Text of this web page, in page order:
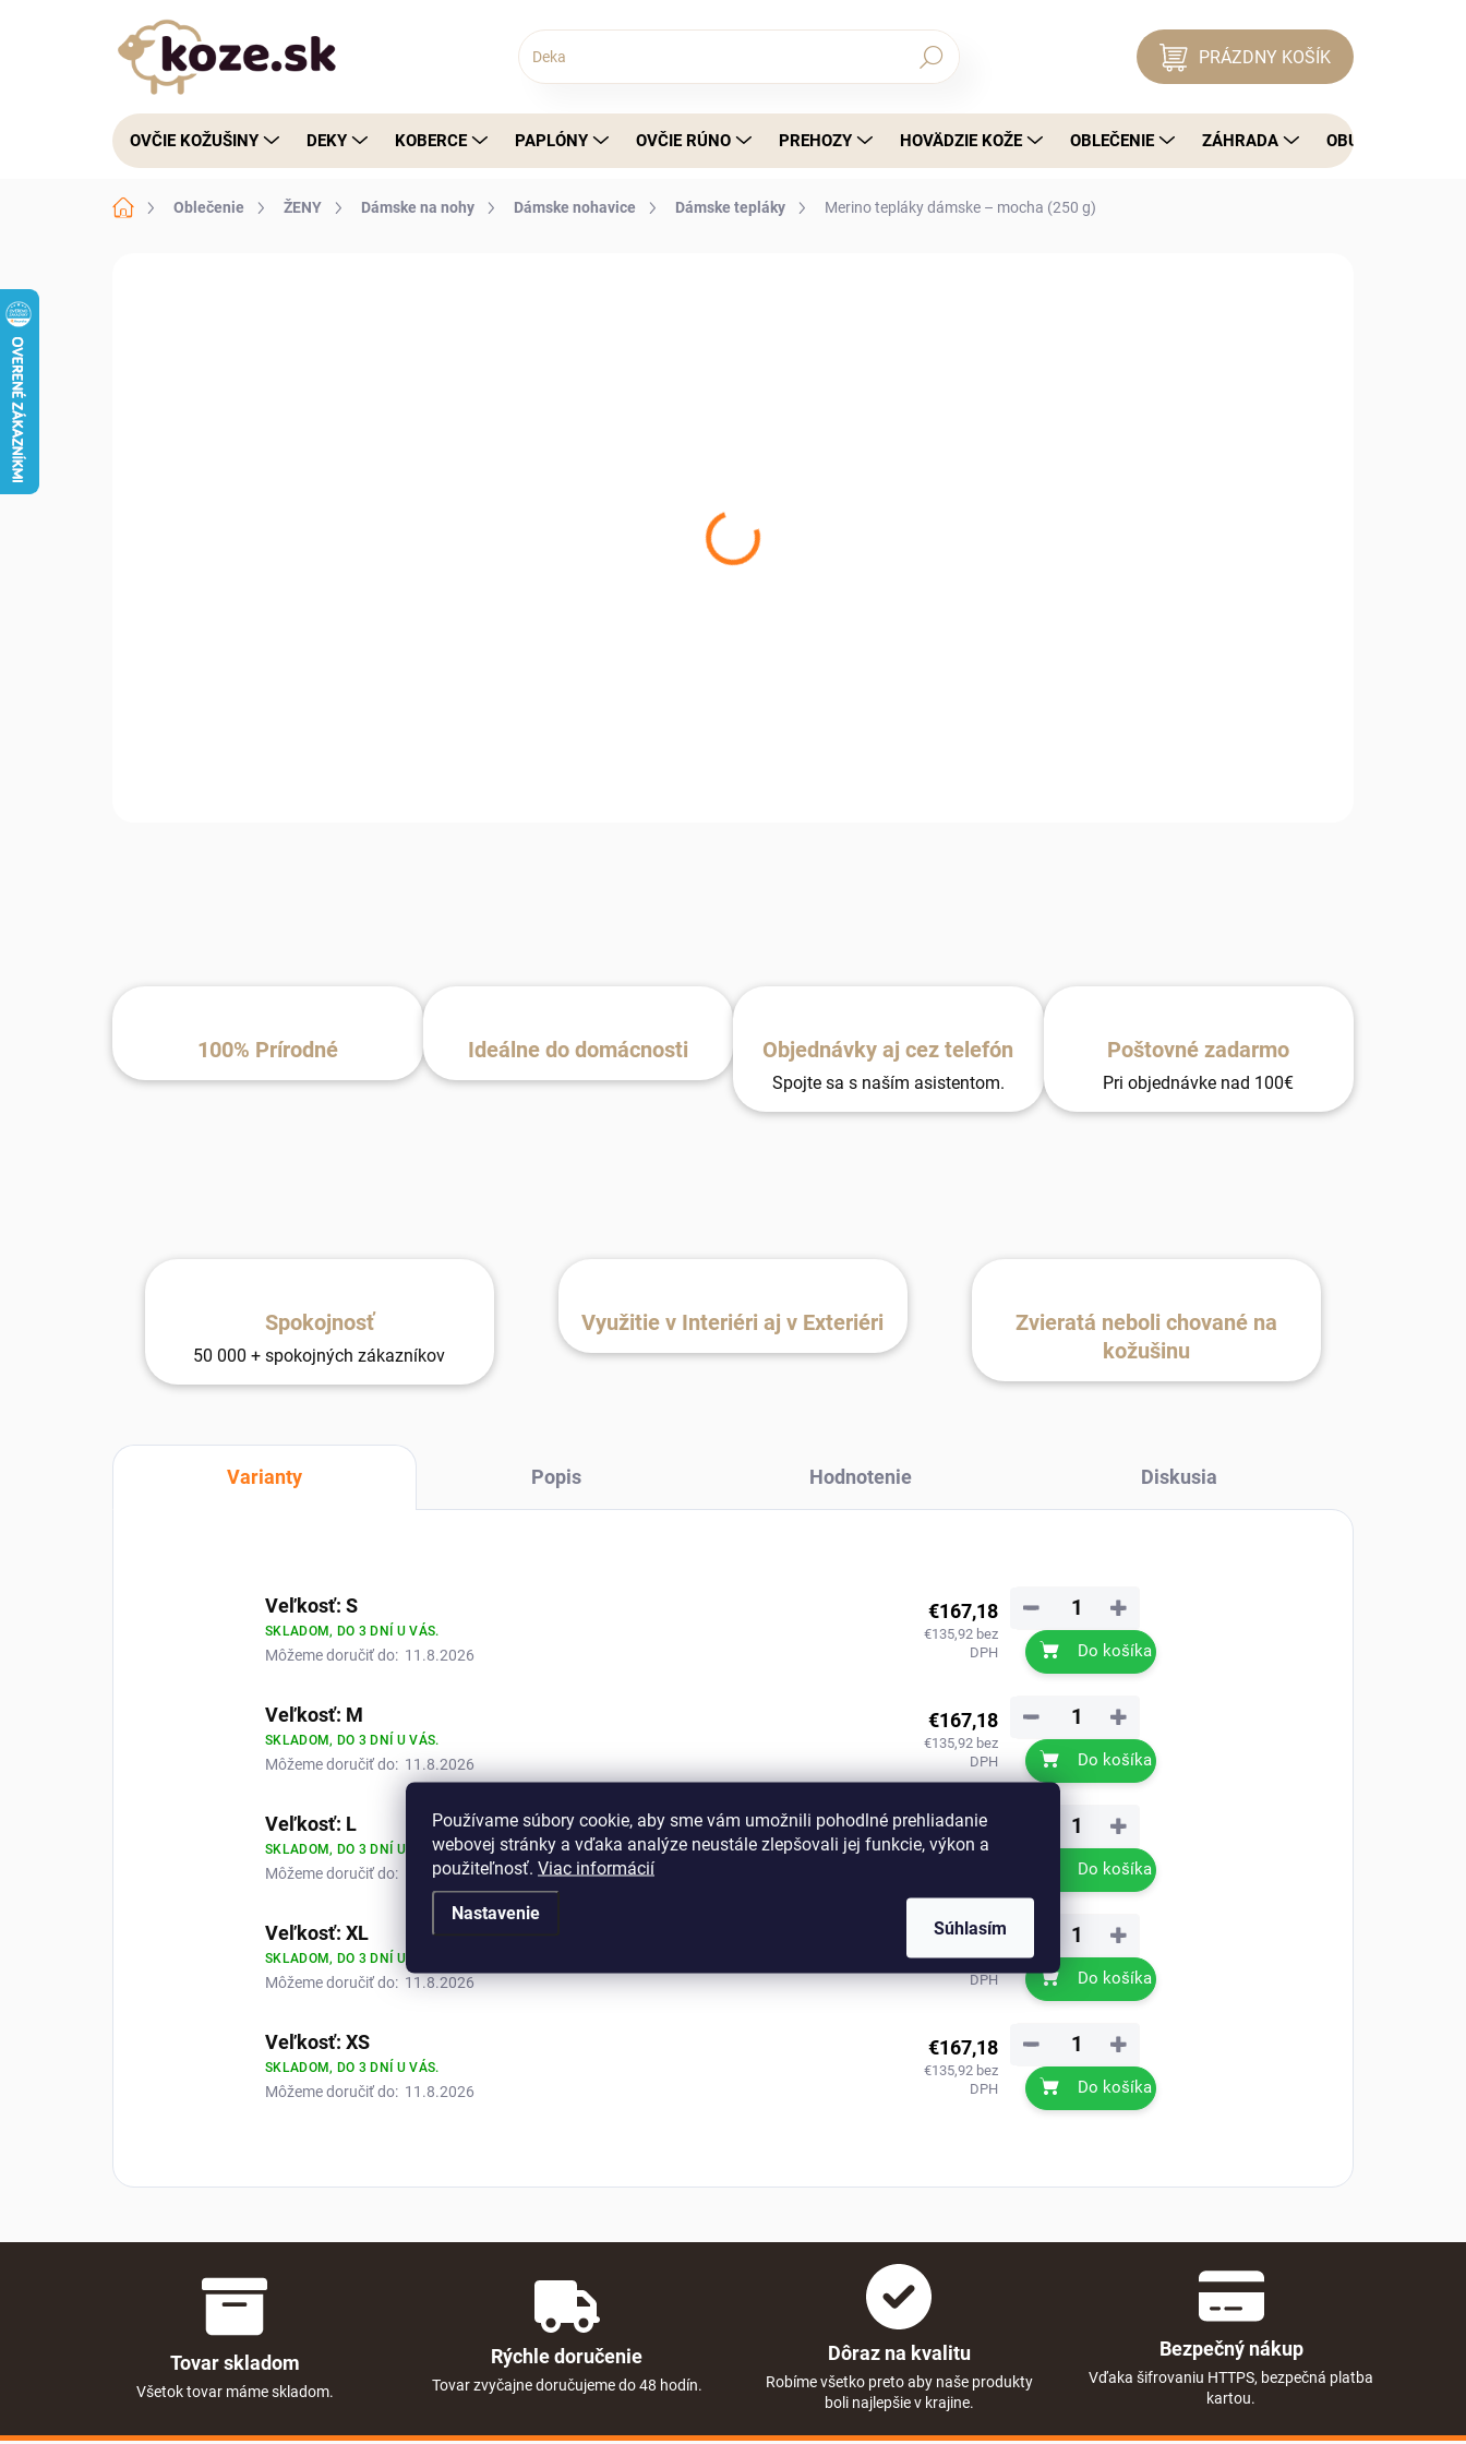
Používame súbory cookie, aby sme vám umožnili pohodlné prehliadanie
webovej stránky a vďaka analýze neustále zlepšovali jej funkcie, výkon a
použiteľnosť. Viac informácií
Nastavenie
Súhlasím
Hľadať NÁKUPNÝ KOŠÍK
PRÁZDNY KOŠÍK
OVČIE KOŽUŠINY DEKY KOBERCE PAPLÓNY OVČIE RÚNO PREHOZY HOVÄDZIE KOŽE OBLEČENIE ZÁHRADA OBUV
DomovOblečenie ŽENY Dámske na nohy Dámske nohavice Dámske tepláky Merino tepláky dámske – mocha (250 g)
100% Prírodné Ideálne do domácnosti Objednávky aj cez telefón
Spojte sa s naším asistentom.
Poštovné zadarmo
Pri objednávke nad 100€
Spokojnosť
50 000 + spokojných zákazníkov
Využitie v Interiéri aj v Exteriéri
Zvieratá neboli chované na
kožušinu
Varianty Popis Hodnotenie Diskusia
Veľkosť: S
SKLADOM, DO 3 DNÍ U VÁS.
Môžeme doručiť do: 11.8.2026
€167,18
€135,92 bez
DPH
+
−
Do košíka
Veľkosť: M
SKLADOM, DO 3 DNÍ U VÁS.
Môžeme doručiť do: 11.8.2026
€167,18
€135,92 bez
DPH
+
−
Do košíka
Veľkosť: L
SKLADOM, DO 3 DNÍ U VÁS.
Môžeme doručiť do: 11.8.2026
€167,18
€135,92 bez
+
Do košíka
Veľkosť: XL
SKLADOM, DO 3 DNÍ U VÁS.
Môžeme doručiť do: 11.8.2026
€167,18
€135,92 bez
DPH
+
Do košíka
Veľkosť: XS
SKLADOM, DO 3 DNÍ U VÁS.
Môžeme doručiť do: 11.8.2026
€167,18
€135,92 bez
DPH
+
−
Do košíka
Tovar skladom
Všetok tovar máme skladom.
Rýchle doručenie
Tovar zvyčajne doručujeme do 48 hodín.
Dôraz na kvalitu
Robíme všetko preto aby naše produkty
boli najlepšie v krajine.
Bezpečný nákup
Vďaka šifrovaniu HTTPS, bezpečná platba
kartou.